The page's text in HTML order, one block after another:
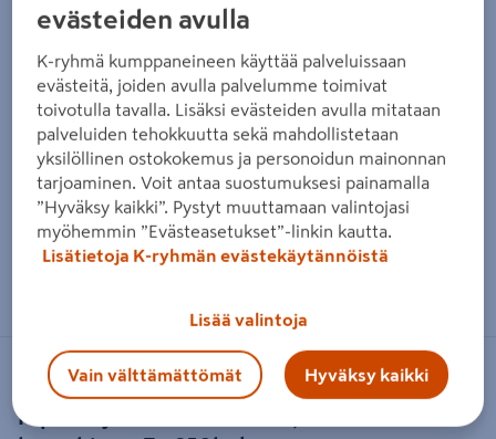
Zoomaa kuvaa sormilla kosketusnäytöllä
Kipsilevyruuvi PROF PH2 3,8x45mm
PROF
evästeiden avulla
K-ryhmä kumppaneineen käyttää palveluissaan
evästeitä, joiden avulla palvelumme toimivat
toivotulla tavalla. Lisäksi evästeiden avulla mitataan
palveluiden tehokkuutta sekä mahdollistetaan
yksilöllinen ostokokemus ja personoidun mainonnan
tarjoaminen. Voit antaa suostumuksesi painamalla
”Hyväksy kaikki”. Pystyt muuttamaan valintojasi
myöhemmin ”Evästeasetukset”-linkin kautta.
Lisätietoja K-ryhmän evästekäytännöistä
Lisää valintoja
Vain välttämättömät Hyväksy kaikki